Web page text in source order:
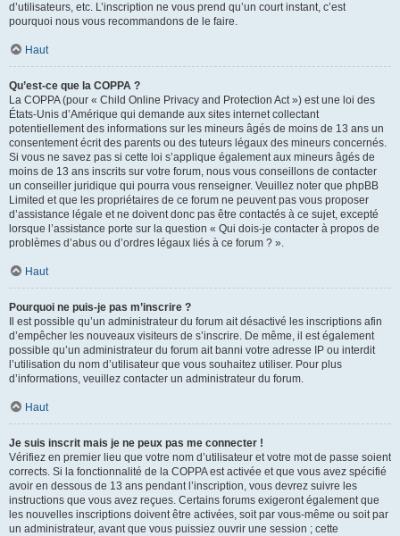
d’utilisateurs, etc. L’inscription ne vous prend qu’un court instant, c’est
pourquoi nous vous recommandons de le faire.
Haut
Qu’est-ce que la COPPA ?
La COPPA (pour « Child Online Privacy and Protection Act ») est une loi des
États-Unis d’Amérique qui demande aux sites internet collectant
potentiellement des informations sur les mineurs âgés de moins de 13 ans un
consentement écrit des parents ou des tuteurs légaux des mineurs concernés.
Si vous ne savez pas si cette loi s’applique également aux mineurs âgés de
moins de 13 ans inscrits sur votre forum, nous vous conseillons de contacter
un conseiller juridique qui pourra vous renseigner. Veuillez noter que phpBB
Limited et que les propriétaires de ce forum ne peuvent pas vous proposer
d’assistance légale et ne doivent donc pas être contactés à ce sujet, excepté
lorsque l’assistance porte sur la question « Qui dois-je contacter à propos de
problèmes d’abus ou d’ordres légaux liés à ce forum ? ».
Haut
Pourquoi ne puis-je pas m’inscrire ?
Il est possible qu’un administrateur du forum ait désactivé les inscriptions afin
d’empêcher les nouveaux visiteurs de s’inscrire. De même, il est également
possible qu’un administrateur du forum ait banni votre adresse IP ou interdit
l’utilisation du nom d’utilisateur que vous souhaitez utiliser. Pour plus
d’informations, veuillez contacter un administrateur du forum.
Haut
Je suis inscrit mais je ne peux pas me connecter !
Vérifiez en premier lieu que votre nom d’utilisateur et votre mot de passe soient
corrects. Si la fonctionnalité de la COPPA est activée et que vous avez spécifié
avoir en dessous de 13 ans pendant l’inscription, vous devrez suivre les
instructions que vous avez reçues. Certains forums exigeront également que
les nouvelles inscriptions doivent être activées, soit par vous-même ou soit par
un administrateur, avant que vous puissiez ouvrir une session ; cette